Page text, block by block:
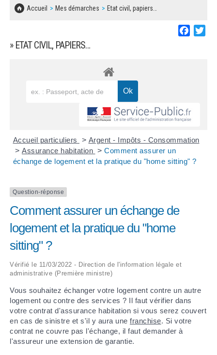
Accueil Mes démarches Etat civil, papiers…
» ETAT CIVIL, PAPIERS…
Accueil particuliers > Argent - Impôts - Consommation
> Assurance habitation > Comment assurer un
échange de logement et la pratique du "home sitting" ?
Question-réponse
Comment assurer un échange de
logement et la pratique du "home
sitting" ?
Vérifié le 11/03/2022 - Direction de l'information légale et
administrative (Première ministre)
Vous souhaitez échanger votre logement contre un autre
logement ou contre des services ? Il faut vérifier dans
votre contrat d'assurance habitation si vous serez couvert
en cas de sinistre et s'il y aura une franchise. Si votre
contrat ne couvre pas l'échange, il faut demander à
l'assureur une extension de garantie.
CONCERTATIONS PUBLIQUES
SOLIDARITÉ, LOGEMENT
DECHETS
BESOIN D'UNE AIDE ?
LES ASSOCIATIONS
MARCHÉS PUBLICS
REGLEMENT LOCAL DE PUBLICITÉ
DECLARATION DE DEMARCHAGE
DOSSIER DE DEMANDE DE SUBVENTION
DEMANDE DE PRÊT DE MATERIEL
FICHE D'ORGANISATION MANIFESTATION
PLAN D'ACTION MUNICIPAL
ARRÊTÉS MUNICIPAUX
DÉLIBÉRATIONS